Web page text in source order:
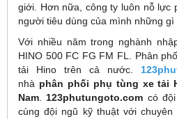
giới. Hơn nữa, công ty luôn nỗ lực
người tiêu dùng của mình những gì
Với nhiều năm trong nghành
HINO 500 FC FG FM FL. Phân
tải Hino trên cả nước.
nhà phân phối phụ tùng xe tải
Nam.123phutungoto.com có
cùng đội ngũ kỹ thuật với